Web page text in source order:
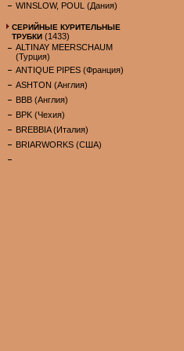
WINSLOW, POUL (Дания)
СЕРИЙНЫЕ КУРИТЕЛЬНЫЕ
ТРУБКИ (1433)
ALTINAY MEERSCHAUM
(Турция)
ANTIQUE PIPES (Франция)
ASHTON (Англия)
BBB (Англия)
BPK (Чехия)
BREBBIA (Италия)
BRIARWORKS (США)